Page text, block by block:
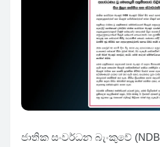
ජාතික සංවර්ධන බැංකුවේ